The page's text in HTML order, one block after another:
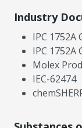
Industry
IPC 1752A
IPC 1752A
Molex
IEC-62474